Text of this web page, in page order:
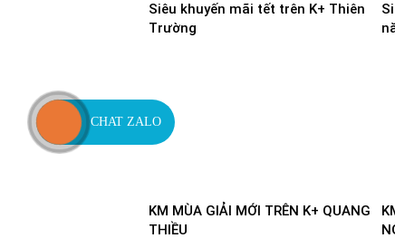
Siêu khuyến mãi tết trên K+ Thiên
Trường
KM MÙA GIẢI MỚI TRÊN K+ QUANG
THIỀU
CHAT ZALO